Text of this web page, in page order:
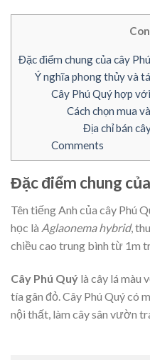
Đặc điểm chung của cây
Ý nghĩa phong thủy và
Cây Phú Quý hợp
Cách chọn mua
Địa chỉ bán
Comments
Đặc điểm chung
Tên tiếng Anh của cây Phú
học là Aglaonema hybrid,
chiều cao trung bình từ 1m
Cây Phú Quý là cây lá màu
tía gân đỏ. Cây Phú Quý có
nội thất, làm cây sân vườn